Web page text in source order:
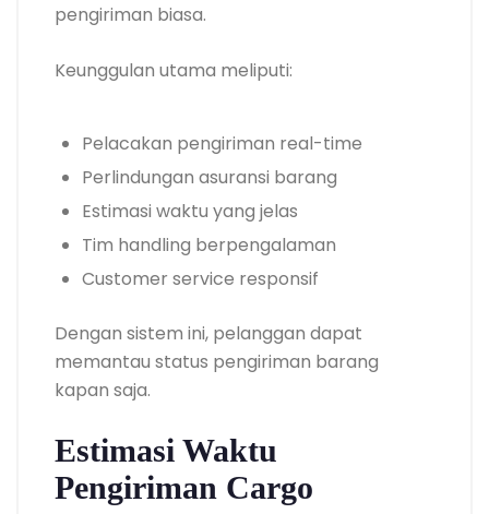
pengiriman biasa.
Keunggulan utama meliputi:
Pelacakan pengiriman real-time
Perlindungan asuransi barang
Estimasi waktu yang jelas
Tim handling berpengalaman
Customer service responsif
Dengan sistem ini, pelanggan dapat
memantau status pengiriman barang
kapan saja.
Estimasi Waktu
Pengiriman Cargo